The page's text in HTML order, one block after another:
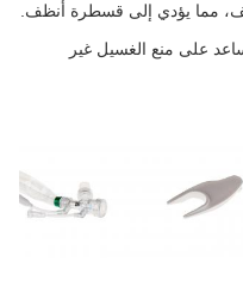
مما يؤدي إلى قسطرة أنظف.
على منع الغسيل غير